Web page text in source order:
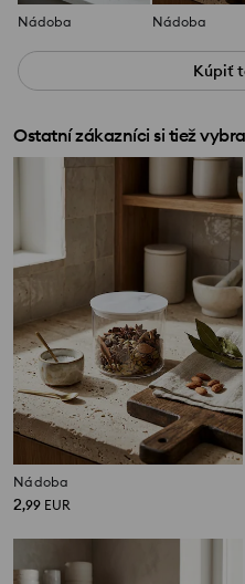
Nádoba Nádoba
Kúpiť
Ostatní zákazníci si tiež
Nádoba
2,99 EUR